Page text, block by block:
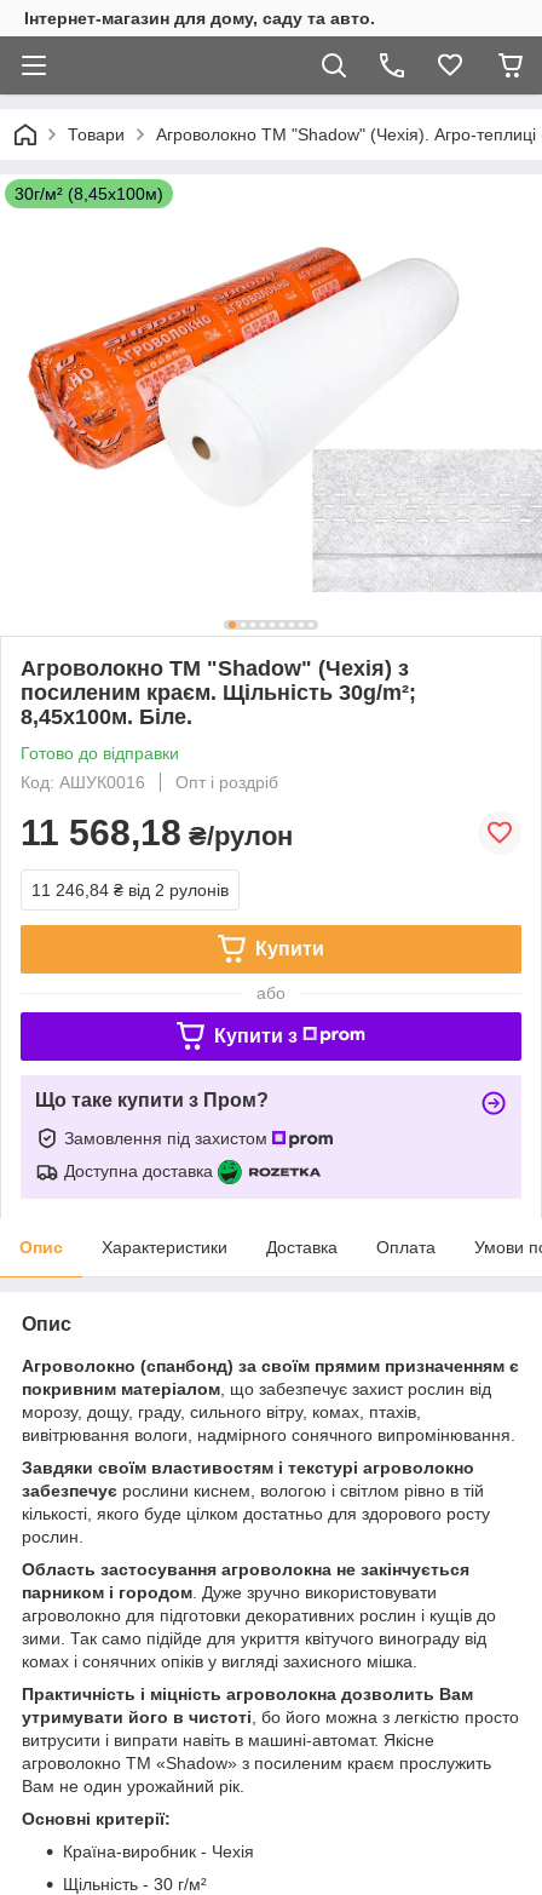
Інтернет-магазин для дому, саду та авто.
Товари Агроволокно ТМ "Shadow" (Чехія). Агро-
30г/м² (8,45х100м)
Агроволокно ТМ "Shadow" (Чехія) з
посиленим краєм. Щільність 30g/m²;
8,45х100м. Біле.
Готово до відправки
Код: АШУК0016
Опт і роздріб
11 568,18 ₴/рулон
11 246,84 ₴ від 2 рулонів
Купити
або
Купити з
Що таке купити з Пром?
Замовлення під захистом
Доступна доставка
Опис Характеристики Доставка Оплата Умови
Опис
Агроволокно (спанбонд) за своїм прямим призначенням є
покривним матеріалом що забезпечує захист рослин від
морозу, дощу, граду, сильного вітру, комах, птахів,
вивітрювання вологи, надмірного сонячного випромінювання.
Завдяки своїм властивостям і текстурі агроволокно
забезпечує рослини киснем, вологою і світлом рівно в тій
кількості, якого буде цілком достатньо для здорового росту
рослин.
Область застосування агроволокна не закінчується
парником і городом . Дуже зручно використовувати
агроволокно для підготовки декоративних рослин і кущів до
зими. Так само підійде для укриття квітучого винограду від
комах і сонячних опіків у вигляді захисного мішка.
Практичність і міцність агроволокна дозволить Вам
утримувати його в чистоті , бо його можна з легкістю просто
витрусити і випрати навіть в машині-автомат. Якісне
агроволокно ТМ «Shadow» з посиленим краєм прослужить
Вам не один урожайний рік.
Основні критерії:
Країна-виробник - Чехія
Щільність - 30 г/м²